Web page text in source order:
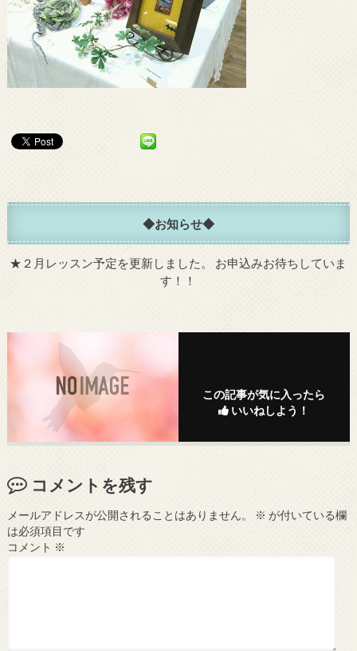
◆お知らせ◆
★ ２月レッスン予定を更新しました。
お申込みお待ちしていま
す！！
この記事が気に入ったら
いいねしよう！
コメントを残す
メールアドレスが公開されることはありません。 ※ が付いている欄
は必須項目です
コメント ※